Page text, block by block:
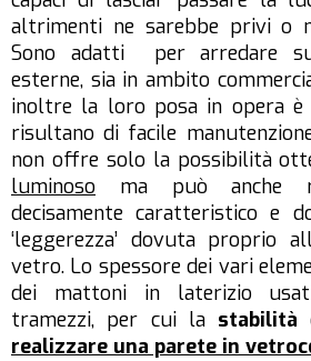
altrimenti ne sarebbe privi o
Sono adatti per arredare
esterne, sia in ambito
inoltre la loro posa in opera
risultano di facile
non offre solo la possibilità
luminoso ma può anche
decisamente caratteristico e
‘leggerezza’ dovuta proprio
vetro. Lo spessore dei vari
dei mattoni in laterizio
tramezzi, per cui lastabilità
realizzare una parete in